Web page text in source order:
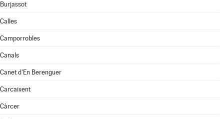
Burjassot
Calles
Camporrobles
Canals
Canet d'En Berenguer
Carcaixent
Càrcer